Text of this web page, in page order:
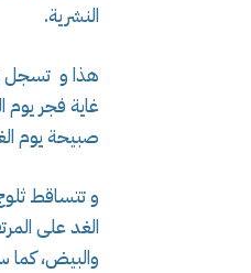
النشرية.
هذا و تسجل
غاية فجر يوم
صبيحة يوم